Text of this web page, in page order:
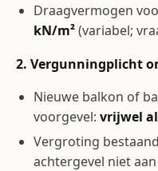
Draagvermogen
kN/m²(variabel;
2. Vergunningplicht
Nieuwe balkon of
voorgevel: vrijwel
Vergroting
achtergevel niet